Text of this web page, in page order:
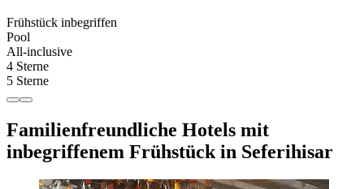
Frühstück inbegriffen
Pool
All-inclusive
4 Sterne
5 Sterne
Familienfreundliche Hotels mit
inbegriffenem Frühstück in Seferihisar